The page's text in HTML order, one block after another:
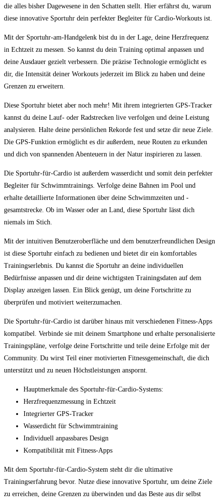
die alles bisher ‍Dagewesene in den Schatten​ stellt. Hier erfährst du,‌ warum
diese innovative Sportuhr dein perfekter Begleiter für Cardio-Workouts‍ ist.
Mit der Sportuhr-am-Handgelenk bist du in der Lage, deine Herzfrequenz
in Echtzeit⁤ zu messen. So kannst du⁤ dein ⁢Training optimal anpassen und
deine Ausdauer gezielt verbessern. Die präzise‌ Technologie ermöglicht⁣ es
dir, die Intensität deiner Workouts jederzeit ‍im Blick zu haben und deine
Grenzen zu erweitern.
Diese Sportuhr bietet aber noch mehr! Mit ihrem integrierten GPS-Tracker
kannst du deine Lauf- oder Radstrecken⁢ live verfolgen und ⁢deine Leistung
⁤analysieren. Halte​ deine persönlichen Rekorde fest ‌und setze dir neue Ziele.
Die ‌GPS-Funktion ermöglicht es dir außerdem, neue Routen zu erkunden
und dich von spannenden Abenteuern in der Natur inspirieren zu⁢ lassen.
Die⁣ Sportuhr-für-Cardio ist außerdem wasserdicht und somit dein‌ perfekter‌
Begleiter für Schwimmtrainings. Verfolge deine Bahnen im Pool und
erhalte detaillierte Informationen über deine Schwimmzeiten und -
gesamtstrecke. Ob im Wasser oder an Land, diese Sportuhr lässt⁣ dich
niemals im Stich.
Mit der intuitiven Benutzeroberfläche und dem benutzerfreundlichen Design
ist diese Sportuhr einfach zu bedienen und bietet dir ein komfortables
Trainingserlebnis. Du kannst die Sportuhr an⁢ deine individuellen
⁢Bedürfnisse anpassen und dir deine wichtigsten Trainingsdaten auf dem
Display anzeigen lassen. Ein Blick genügt, um deine Fortschritte zu
‍überprüfen und motiviert weiterzumachen.
Die Sportuhr-für-Cardio ist darüber hinaus‍ mit verschiedenen Fitness-Apps
kompatibel. Verbinde sie mit deinem Smartphone und erhalte personalisierte
Trainingspläne, verfolge deine Fortschritte und⁣ teile deine Erfolge⁢ mit der ​
Community.‍ Du wirst Teil einer motivierten Fitnessgemeinschaft, die dich
unterstützt und zu neuen⁢ Höchstleistungen anspornt.
Hauptmerkmale des Sportuhr-für-Cardio-Systems:
Herzfrequenzmessung in Echtzeit
Integrierter ​GPS-Tracker
Wasserdicht für Schwimmtraining
Individuell anpassbares Design
Kompatibilität mit​ Fitness-Apps
Mit dem Sportuhr-für-Cardio-System⁢ steht dir die ⁢ultimative
Trainingserfahrung bevor. Nutze diese innovative Sportuhr, um deine Ziele
zu erreichen, deine‍ Grenzen zu überwinden und das Beste aus dir selbst